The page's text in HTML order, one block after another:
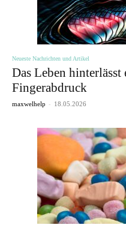
Neueste Nachrichten und Artikel
Das Leben hinterlässt
Fingerabdruck
maxwelhelp - 18.05.2026